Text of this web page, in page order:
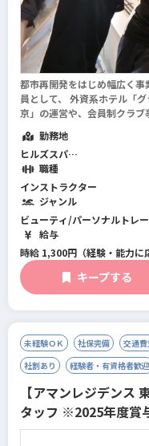
都市再開発をはじめ幅広く
員として、 外資系ホテル「
京」の運営や、会員制クラ
事業を手掛けています。
勤務地
ヒルズスパ
港区内にて6か所
（日比谷線/大江戸線 六本
北線 六本木一丁目、麻布十
職種
インストラクター
ジャンル
ビューティ/パーソナルトレ
ーニング/フィットネス全般/
給与
時給 1,300円（経験・能力に
※早朝出勤手当：早番シフト
※食事手当：1勤務あたり、
キープする
未経験ＯＫ 社保完備 交通
社割あり
経験者・有資格者歓迎
【アマンレジデンス
タッフ ※2025年度賞